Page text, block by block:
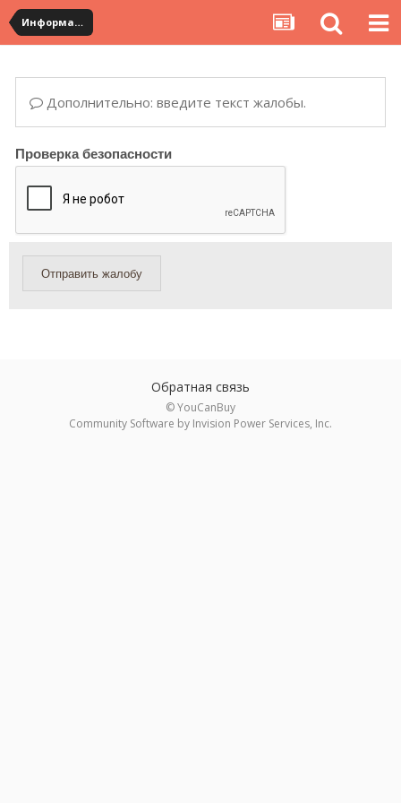
Информация по полученным посылкам
Дополнительно: введите текст жалобы.
Проверка безопасности
Отправить жалобу
Обратная связь
© YouCanBuy
Community Software by Invision Power Services, Inc.